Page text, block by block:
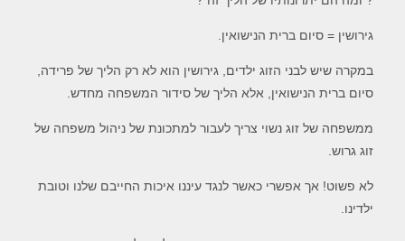
גירושין = סיום ברית הנישואין.
במקרה שיש לבני הזוג ילדים, גירושין הוא לא רק הליך של פרידה,
סיום ברית הנישואין, אלא הליך של סידור המשפחה מחדש.
ממשפחה של זוג נשוי צריך לעבור למתכונת של ניהול משפחה של
זוג גרוש.
לא פשוט! אך אפשרי כאשר לנגד עיננו איכות החייבם שלנו וטובת
ילדינו.